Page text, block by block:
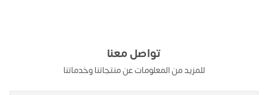
تواصل معنا
للمزيد من المعلومات عن منتجاتنا وخدماتنا